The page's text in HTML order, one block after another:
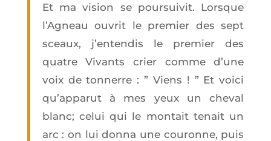
Et ma vision se pour­sui­vit. Lorsque
l’A­gneau ouvrit le pre­mier des sept
sceaux, j’en­ten­dis le pre­mier des
quatre Vivants crier comme d’une
voix de ton­nerre : ” Viens ! ” Et voi­ci
qu’ap­pa­rut à mes yeux un che­val
blanc; celui qui le mon­tait tenait un
arc : on lui don­na une cou­ronne, puis